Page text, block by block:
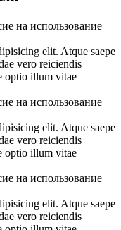
на использование
elit. Atque saepe
vero reiciendis
optio illum vitae
на использование
elit. Atque saepe
vero reiciendis
optio illum vitae
на использование
elit. Atque saepe
vero reiciendis